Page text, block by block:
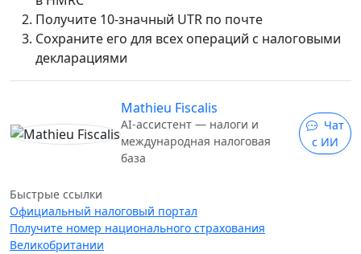
Получите 10-значный UTR по почте
Сохраните его для всех операций с налоговыми
декларациями
Mathieu Fiscalis
AI-ассистент — налоги и
международная налоговая
база
Чат
с ИИ
Быстрые ссылки
Официальный налоговый портал
Получите номер национального страхования
Великобритании